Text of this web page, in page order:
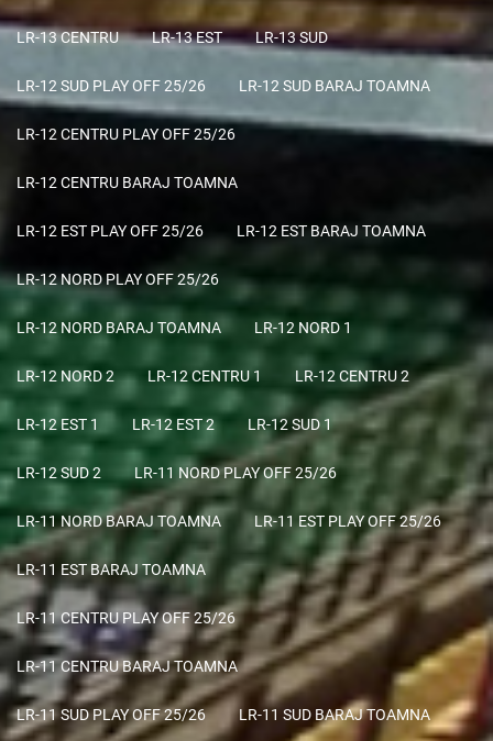
LR-13 CENTRU LR-13 EST LR-13 SUD
LR-12 SUD PLAY OFF 25/26 LR-12 SUD BARAJ TOAMNA
LR-12 CENTRU PLAY OFF 25/26
LR-12 CENTRU BARAJ TOAMNA
LR-12 EST PLAY OFF 25/26 LR-12 EST BARAJ TOAMNA
LR-12 NORD PLAY OFF 25/26
LR-12 NORD BARAJ TOAMNA LR-12 NORD 1
LR-12 NORD 2 LR-12 CENTRU 1 LR-12 CENTRU 2
LR-12 EST 1 LR-12 EST 2 LR-12 SUD 1
LR-12 SUD 2 LR-11 NORD PLAY OFF 25/26
LR-11 NORD BARAJ TOAMNA LR-11 EST PLAY OFF 25/26
LR-11 EST BARAJ TOAMNA
LR-11 CENTRU PLAY OFF 25/26
LR-11 CENTRU BARAJ TOAMNA
LR-11 SUD PLAY OFF 25/26 LR-11 SUD BARAJ TOAMNA